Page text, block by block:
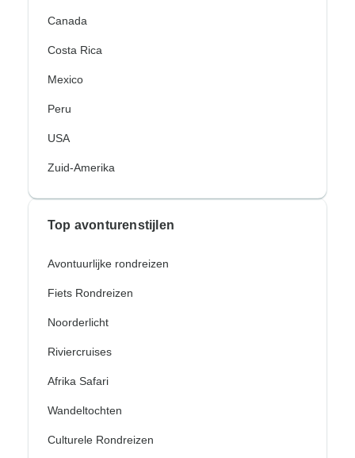
Canada
Costa Rica
Mexico
Peru
USA
Zuid-Amerika
Top avonturenstijlen
Avontuurlijke rondreizen
Fiets Rondreizen
Noorderlicht
Riviercruises
Afrika Safari
Wandeltochten
Culturele Rondreizen